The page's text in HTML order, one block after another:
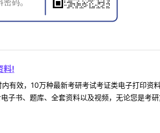
料!
有效，10万种最新考研考试考证类电子打印
子书、题库、全套资料以及视频，无论您是考